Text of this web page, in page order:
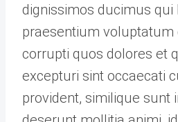
dignissimos ducimus qui
praesentium voluptatum
corrupti quos dolores et
excepturi sint occaecati
provident, similique sunt